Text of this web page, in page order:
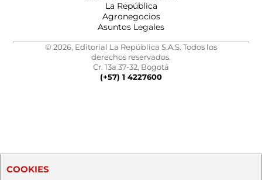
La República
Agronegocios
Asuntos Legales
© 2026, Editorial La República S.A.S. Todos los
derechos reservados.
Cr. 13a 37-32, Bogotá
(+57) 1 4227600
COOKIES